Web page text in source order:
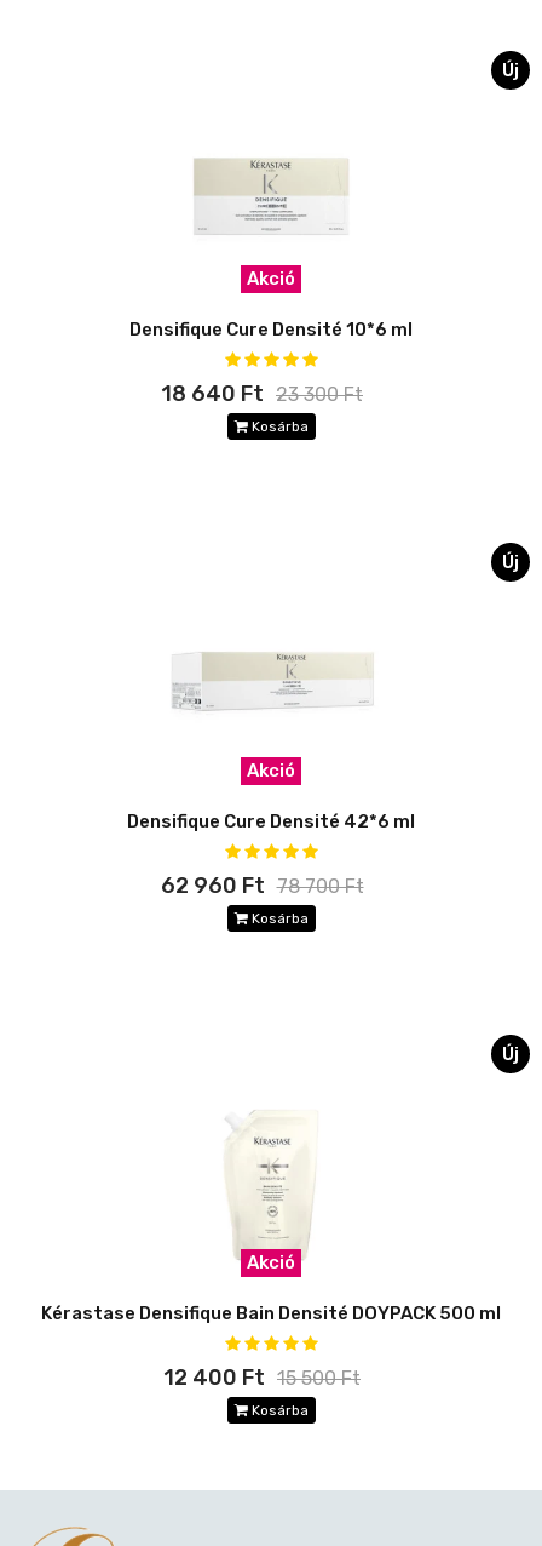
Új
Akció
Densifique Cure Densité 10*6 ml
18 640 Ft 23 300 Ft
Kosárba
Új
Akció
Densifique Cure Densité 42*6 ml
62 960 Ft 78 700 Ft
Kosárba
Új
Akció
Kérastase Densifique Bain Densité DOYPACK 500 ml
12 400 Ft 15 500 Ft
Kosárba